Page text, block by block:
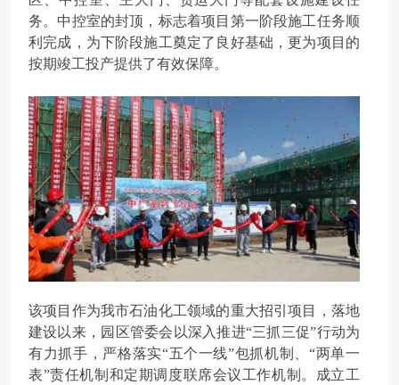
务。中控室的封顶，标志着项目第一阶段施工任务顺
利完成，为下阶段施工奠定了良好基础，更为项目的
按期竣工投产提供了有效保障。
该项目作为我市石油化工领域的重大招引项目，落地
建设以来，园区管委会以深入推进“三抓三促”行动为
有力抓手，严格落实“五个一线”包抓机制、“两单一
表”责任机制和定期调度联席会议工作机制。成立工